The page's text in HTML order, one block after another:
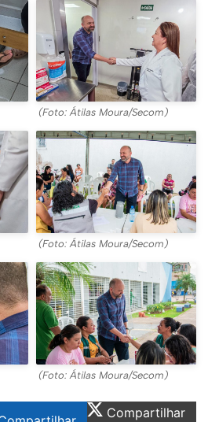
(Foto: Átilas Moura/Secom)
(Foto: Átilas Moura/Secom)
(Foto: Átilas Moura/Secom)
Compartilhar